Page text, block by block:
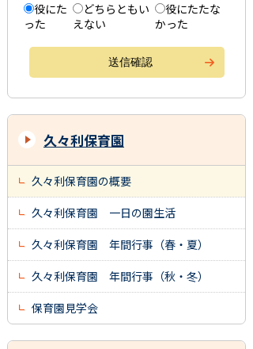
役にた
った
どちらともい
えない
役にたたな
かった
久々利保育園
久々利保育園の概要
久々利保育園 一日の園生活
久々利保育園 年間行事（春・夏）
久々利保育園 年間行事（秋・冬）
保育園見学会